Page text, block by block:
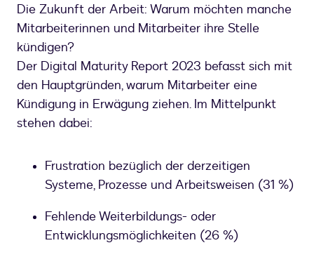
Die Zukunft der Arbeit: Warum möchten manche
Mitarbeiterinnen und Mitarbeiter ihre Stelle
kündigen?
Der Digital Maturity Report 2023 befasst sich mit
den Hauptgründen, warum Mitarbeiter eine
Kündigung in Erwägung ziehen. Im Mittelpunkt
stehen dabei:
Frustration bezüglich der derzeitigen
Systeme, Prozesse und Arbeitsweisen (31 %)
Fehlende Weiterbildungs- oder
Entwicklungsmöglichkeiten (26 %)